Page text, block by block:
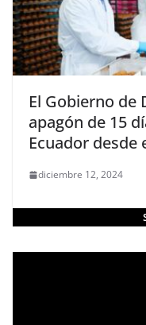
El Gobierno de
apagón de 15
Ecuador desde
diciembre 12, 2024